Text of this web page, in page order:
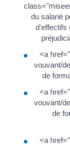
du salarié
d'effectifs
<a
vouvant/
de
<a
vouvant/
de
<a